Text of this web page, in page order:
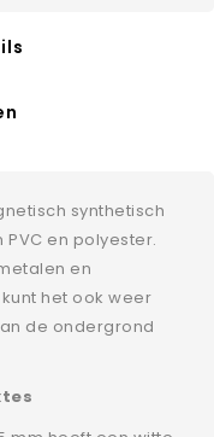
synthetisch
en polyester.
en
het ook weer
de ondergrond